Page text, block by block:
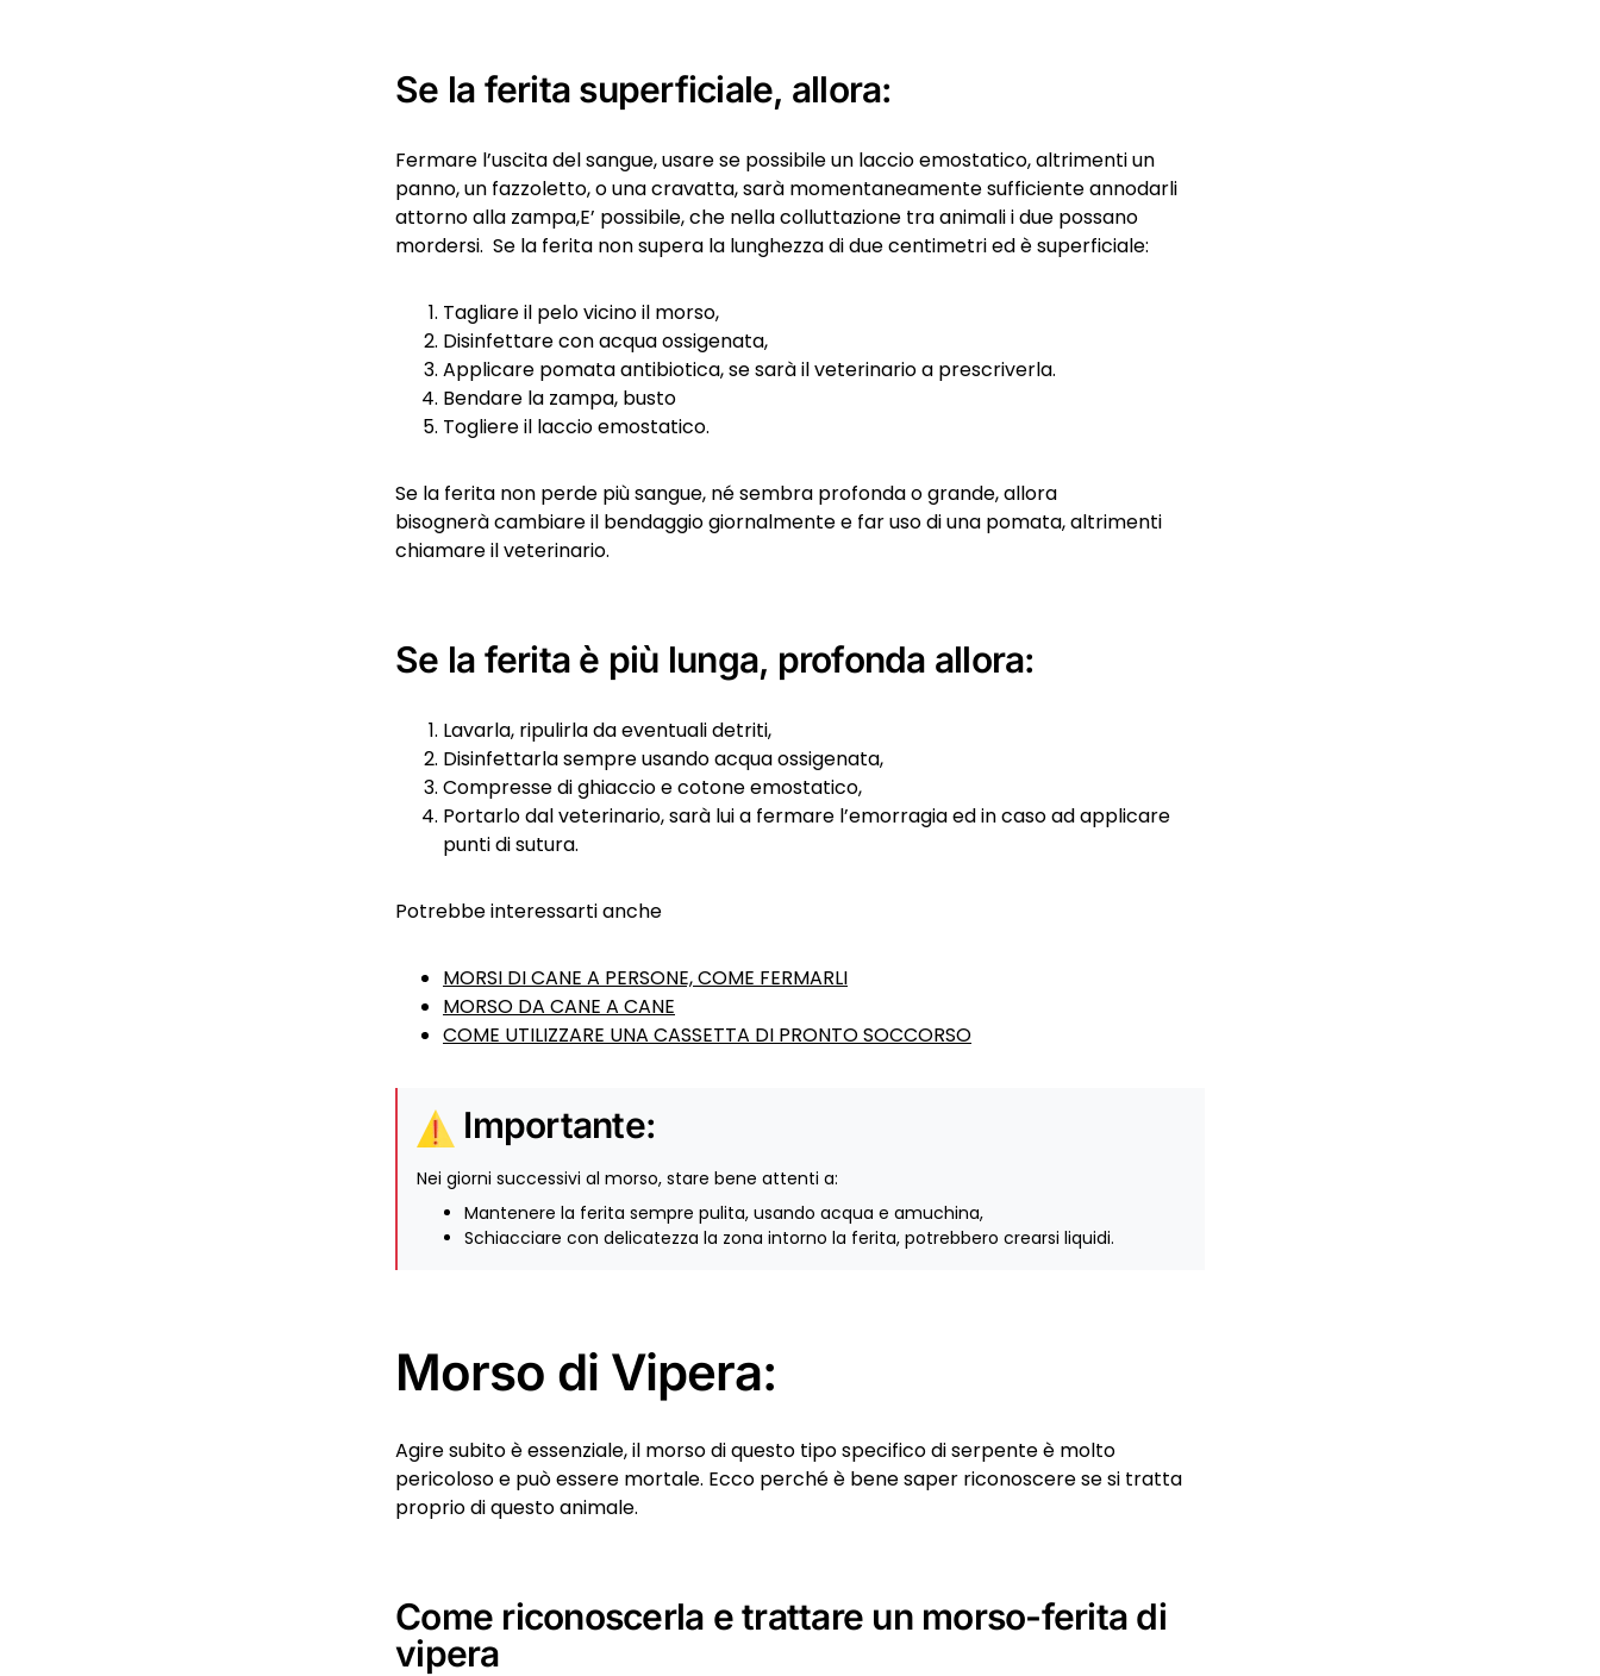
Se la ferita superficiale, allora:
Fermare l’uscita del sangue, usare se possibile un laccio emostatico, altrimenti un
panno, un fazzoletto, o una cravatta, sarà momentaneamente sufficiente annodarli
attorno alla zampa,E’ possibile, che nella colluttazione tra animali i due possano
mordersi. Se la ferita non supera la lunghezza di due centimetri ed è superficiale:
Tagliare il pelo vicino il morso,
Disinfettare con acqua ossigenata,
Applicare pomata antibiotica, se sarà il veterinario a prescriverla.
Bendare la zampa, busto
Togliere il laccio emostatico.
Se la ferita non perde più sangue, né sembra profonda o grande, allora
bisognerà cambiare il bendaggio giornalmente e far uso di una pomata, altrimenti
chiamare il veterinario.
Se la ferita è più lunga, profonda allora:
Lavarla, ripulirla da eventuali detriti,
Disinfettarla sempre usando acqua ossigenata,
Compresse di ghiaccio e cotone emostatico,
Portarlo dal veterinario, sarà lui a fermare l’emorragia ed in caso ad applicare
punti di sutura.
Potrebbe interessarti anche
MORSI DI CANE A PERSONE, COME FERMARLI
MORSO DA CANE A CANE
COME UTILIZZARE UNA CASSETTA DI PRONTO SOCCORSO
Importante:
Nei giorni successivi al morso, stare bene attenti a:
Mantenere la ferita sempre pulita, usando acqua e amuchina,
Schiacciare con delicatezza la zona intorno la ferita, potrebbero crearsi liquidi.
Morso di Vipera:
Agire subito è essenziale, il morso di questo tipo specifico di serpente è molto
pericoloso e può essere mortale. Ecco perché è bene saper riconoscere se si tratta
proprio di questo animale.
Come riconoscerla e trattare un morso-ferita di
vipera